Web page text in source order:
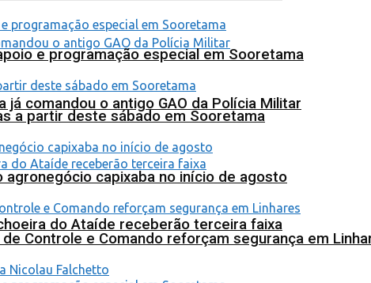
comandou o antigo GAO da Polícia Militar
do Ataíde receberão terceira faixa
e programação especial em Sooretama
a partir deste sábado em Sooretama
capixaba no início de agosto
Controle e Comando reforçam segurança em